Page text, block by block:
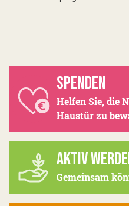
SPENDEN
Helfen Sie, die
Haustür zu
AKTIV
Gemeinsam